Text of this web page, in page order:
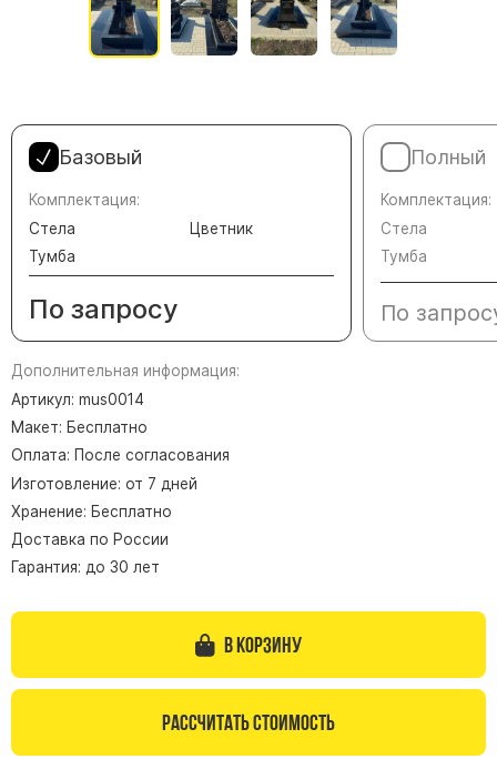
Памятники из белого мрамора Коелга
Креативные памятники
Памятники комбинированные
Памятники из цветного гранита
Памятники серые
Памятники из Дымовского гранита
Памятники из гранита Возрождение
Памятники из гранита Сюскюянсаари
Памятники из гранита Балтик Грин
Памятники из гранита Лезниковский
Памятники из гранита Токовский
Базовый
Комплектация:
Стела
Тумба
Цветник
По запросу
Полный
Комплектация:
Стела
Тумба
По
Дополнительная информация:
Артикул: mus0014
Макет: Бесплатно
Оплата: После согласования
Изготовление: от 7 дней
Хранение: Бесплатно
Доставка по России
Гарантия: до 30 лет
В корзину
Рассчитать стоимость